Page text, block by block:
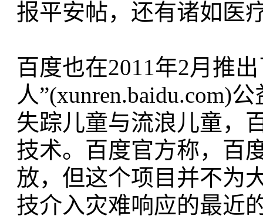
报平安帖，还有诸如医
百度也在2011年2月推
人”(xunren.baidu.com)
失踪儿童与流浪儿童，
技术。百度官方称，百
放，但这个项目并不为
技介入灾难响应的最近